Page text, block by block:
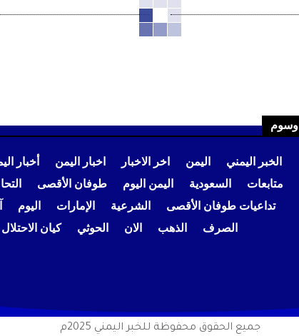
وسوم
الخبر اليمني اليمن اخر الاخبار اخبار اليمن
أخبار
متابعات
السعودية اليمن اليوم طوفان الأقصى
تداعيات طوفان الأقصى
الشرعية الإمارات اليوم
الصرف
الذهب الان الحوثي كيان الاحتلال
جميع الحقوق محفوظة للخبر اليمني 2025م